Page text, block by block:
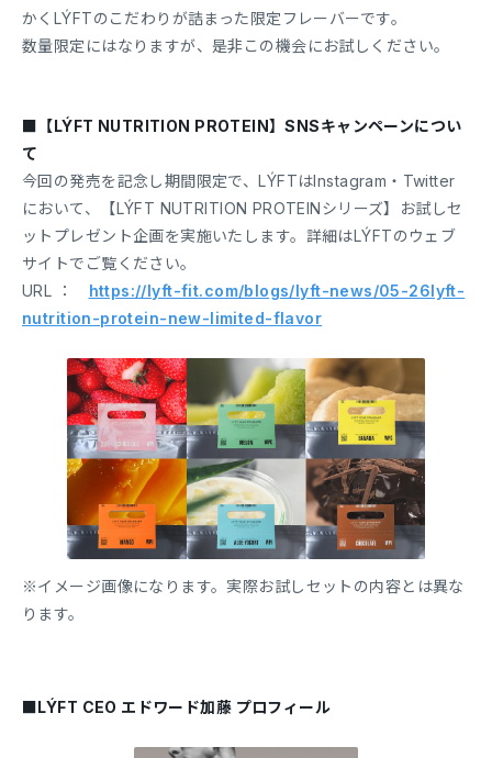
かくLÝFTのこだわりが詰まった限定フレーバーです。
数量限定にはなりますが、是非この機会にお試しください。
■【LÝFT NUTRITION PROTEIN】SNSキャンペーンについ
て
今回の発売を記念し期間限定で、LÝFTはInstagram・Twitter
において、【LÝFT NUTRITION PROTEINシリーズ】お試しセ
ットプレゼント企画を実施いたします。詳細はLÝFTのウェブ
サイトでご覧ください。
URL ： https://lyft-fit.com/blogs/lyft-news/05-26lyft-
nutrition-protein-new-limited-flavor
※イメージ画像になります。実際お試しセットの内容とは異な
ります。
■LÝFT CEO エドワード加藤 プロフィール